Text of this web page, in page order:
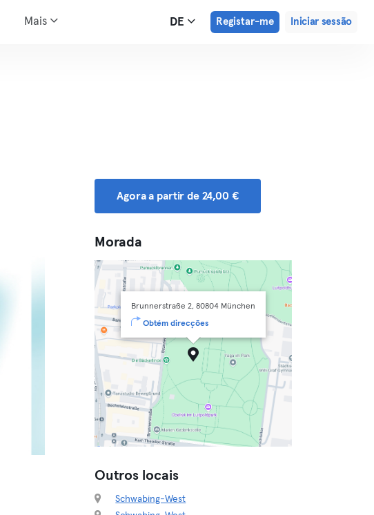
Mais DE Registar-me Iniciar sessão
Agora a partir de 24,00 €
Morada
Brunnerstraße 2, 80804 München
Obtém direcções
Outros locais
Schwabing-West